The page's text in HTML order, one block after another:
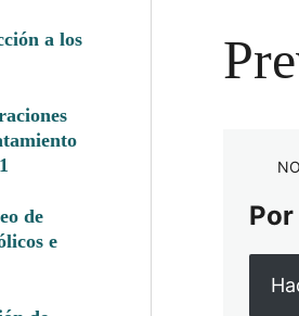
de la
metabólicas
a los
de
GLP-1
en
GLP-1
asociados al
1
de
e